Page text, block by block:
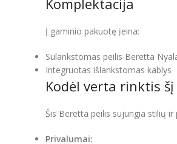
Komplektacija
Į gaminio pakuotę įeina:
Sulankstomas peilis Beretta
Integruotas išlankstomas kablys
Kodėl verta rinktis
Šis Beretta peilis sujungia stilių
Privalumai: